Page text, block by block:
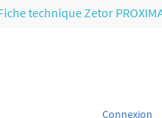
technique Zetor
Connexion